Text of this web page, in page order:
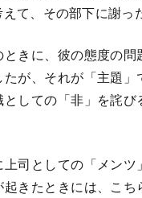
て、その部下に謝っ
きに、彼の態度の問
が、それが「主題」
しての「非」を詫び
司としての「メンツ
きたときには、こち